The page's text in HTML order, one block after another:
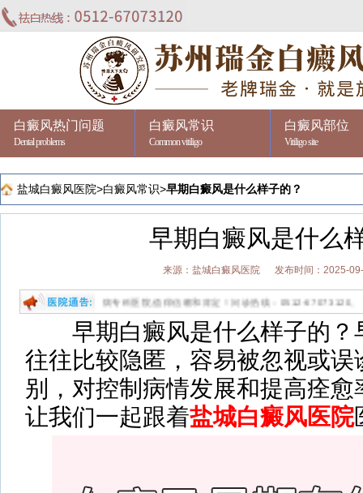
白癜风热门问题
Dental problems
白癜风常识
Common vitiligo
白癜风部位
Vitiligo site
盐城白癜风医院>白癜风常识>早期白癜风是什么样子的？
早期白癜风是什么
来源：盐城白癜风医院 发布时间：2025-
专业祛白的专病专科医院,值得信赖和肯定！问诊热线：0512-67073120。
早期白癜风是什么样子的？
往往比较隐匿，容易被忽视或误
别，对控制病情发展和提高痊
让我们一起跟着盐城白癜风医院